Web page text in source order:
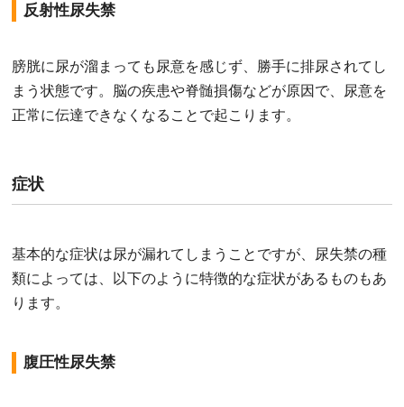
反射性尿失禁
膀胱に尿が溜まっても尿意を感じず、勝手に排尿されてし
まう状態です。脳の疾患や脊髄損傷などが原因で、尿意を
正常に伝達できなくなることで起こります。
症状
基本的な症状は尿が漏れてしまうことですが、尿失禁の種
類によっては、以下のように特徴的な症状があるものもあ
ります。
腹圧性尿失禁